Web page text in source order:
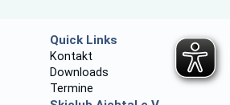
Quick Links
Kontakt
Downloads
Termine